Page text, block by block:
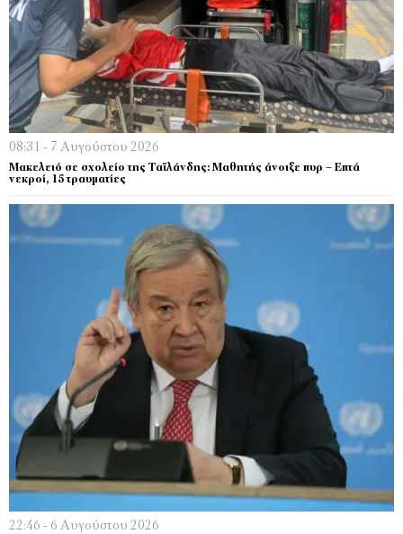
08:31 - 7 Αυγούστου 2026
Μακελειό σε σχολείο της Ταϊλάνδης: Μαθητής άνοιξε πυρ – Επτά
νεκροί, 15 τραυματίες
22:46 - 6 Αυγούστου 2026